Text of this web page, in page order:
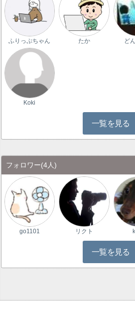
ふりっぷちゃん たか ど
Koki
一覧を見る
フォロワー(4人)
go1101 リクト
一覧を見る